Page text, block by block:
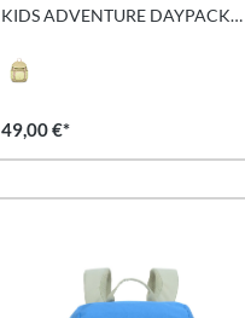
KIDS ADVENTURE DAYPACK
49,00 €*